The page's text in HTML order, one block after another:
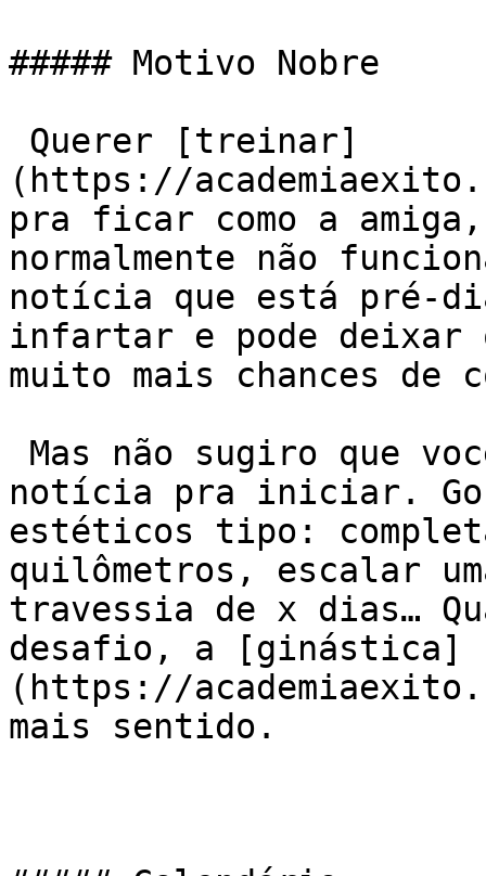
##### Motivo Nobre
(https://
pra ficar como a
normalmente não
notícia que está pré-
infartar e pode deixar
muito mais chances de
notícia pra iniciar.
estéticos tipo:
quilômetros, escalar
travessia de x dias…
desafio, a [ginástica]
(https://
mais sentido.